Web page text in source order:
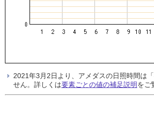
2021年3月2日より、アメダスの日照時間は
せん。詳しくは要素ごとの値の補足説明をご